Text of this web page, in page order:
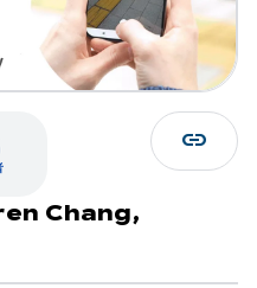
Chang,
link